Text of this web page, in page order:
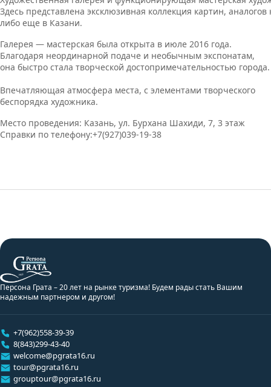
Здесь представлена эксклюзивная коллекция картин, аналогов
либо еще в Казани.
Галерея — мастерская была открыта в июле 2016 года.
Благодаря неординарной подаче и необычным экспонатам,
она быстро стала творческой достопримечательностью города.
Впечатляющая атмосфера места, с элементами творческого
беспорядка художника.
Место проведения: Казань, ул. Бурхана Шахиди, 7, 3 этаж
Справки по телефону:+7(927)039-19-38
Персона Грата – 20 лет на рынке туризма! Будем рады стать Вашим
надежным партнером и другом!
+7(962)558-39-39
8(843)299-43-40
welcome@pgrata16.ru
tour@pgrata16.ru
grouptour@pgrata16.ru